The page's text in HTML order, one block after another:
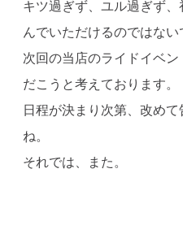
キツ過ぎず、ユル過ぎず
んでいただけるのではない
次回の当店のライドイベ
だこうと考えております。
日程が決まり次第、改め
ね。
それでは、また。